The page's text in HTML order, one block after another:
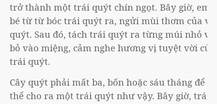
trở thành một trái quýt chín ngọt. Bây giờ, em
bé từ từ bóc trái quýt ra, ngửi mùi thơm của vỏ
quýt. Sau đó, tách trái quýt ra từng múi nhỏ và
bỏ vào miệng, cảm nghe hương vị tuyệt vời của
trái quýt.
Cây quýt phải mất ba, bốn hoặc sáu tháng để có
thể cho ra một trái quýt như vậy. Bây giờ, trái